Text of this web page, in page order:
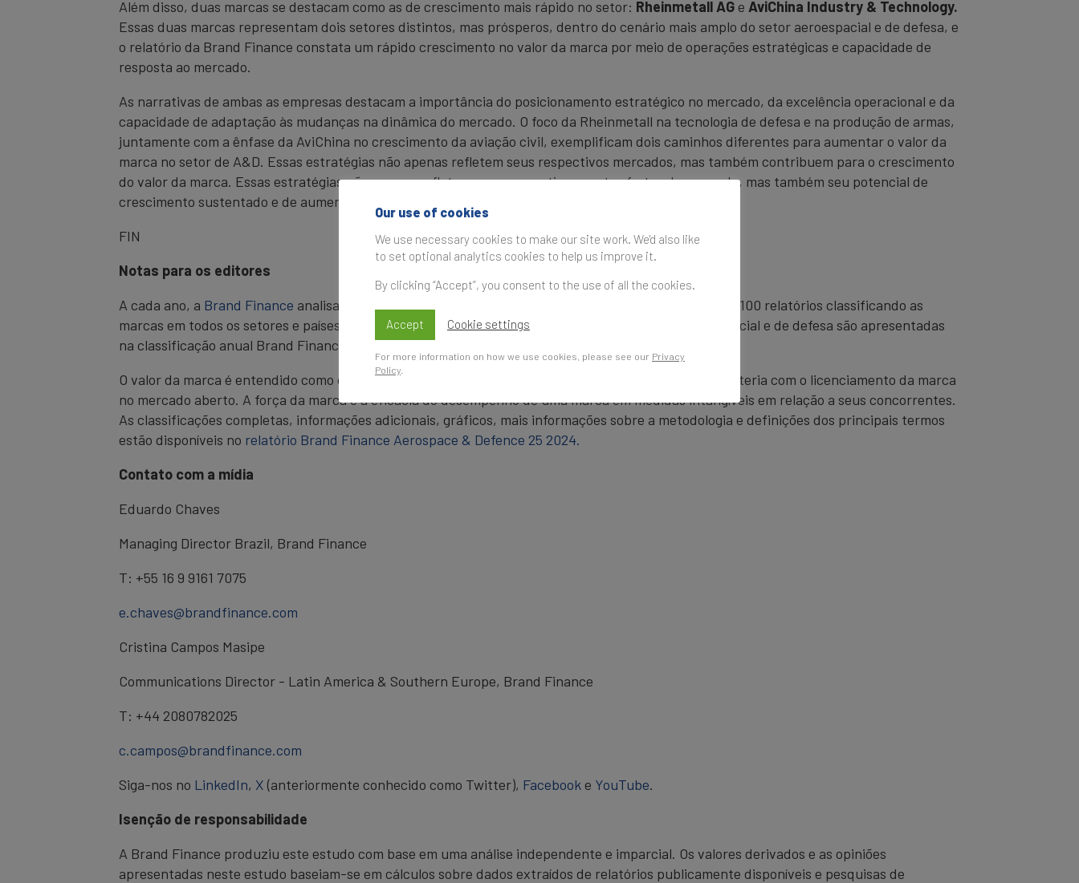
Além disso, duas marcas se destacam como as de crescimento mais rápido no setor: Rheinmetall AG e AviChina Industry & Technology.
Essas duas marcas representam dois setores distintos, mas prósperos, dentro do cenário mais amplo do setor aeroespacial e de defesa, e
o relatório da Brand Finance constata um rápido crescimento no valor da marca por meio de operações estratégicas e capacidade de
resposta ao mercado.
As narrativas de ambas as empresas destacam a importância do posicionamento estratégico no mercado, da excelência operacional e da
capacidade de adaptação às mudanças na dinâmica do mercado. O foco da Rheinmetall na tecnologia de defesa e na produção de armas,
juntamente com a ênfase da AviChina no crescimento da aviação civil, exemplificam dois caminhos diferentes para aumentar o valor da
marca no setor de A&D. Essas estratégias não apenas refletem seus respectivos mercados, mas também contribuem para o crescimento
do valor da marca. Essas estratégias não apenas refletem seus respectivos pontos fortes de mercado, mas também seu potencial de
crescimento sustentado e de aumento do valor da marca em um cenário global competitivo.
FIN
Notas para os editores
A cada ano, a Brand Finance analisa mais de 6.000 das principais marcas do mundo e publica mais de 100 relatórios classificando as
marcas em todos os setores e países. As 25 marcas mais fortes e valiosas do mundo no setor aeroespacial e de defesa são apresentadas
na classificação anual Brand Finance Aerospace & Defence 2024.
O valor da marca é entendido como o benefício econômico líquido que o proprietário de uma marca obteria com o licenciamento da marca
no mercado aberto. A força da marca é a eficácia do desempenho de uma marca em medidas intangíveis em relação a seus concorrentes.
As classificações completas, informações adicionais, gráficos, mais informações sobre a metodologia e definições dos principais termos
estão disponíveis no relatório Brand Finance Aerospace & Defence 25 2024.
Contato com a mídia
Eduardo Chaves
Managing Director Brazil, Brand Finance
T: +55 16 9 9161 7075
e.chaves@brandfinance.com
Cristina Campos Masipe
Communications Director - Latin America & Southern Europe, Brand Finance
T: +44 2080782025
c.campos@brandfinance.com
Siga-nos no LinkedIn, X (anteriormente conhecido como Twitter), Facebook e YouTube.
Isenção de responsabilidade
A Brand Finance produziu este estudo com base em uma análise independente e imparcial. Os valores derivados e as opiniões
apresentadas neste estudo baseiam-se em cálculos sobre dados extraídos de relatórios publicamente disponíveis e pesquisas de
Our use of cookies
We use necessary cookies to make our site work. We'd also like
to set optional analytics cookies to help us improve it.
By clicking “Accept”, you consent to the use of all the cookies.
Accept Cookie settings
For more information on how we use cookies, please see our Privacy
Policy.